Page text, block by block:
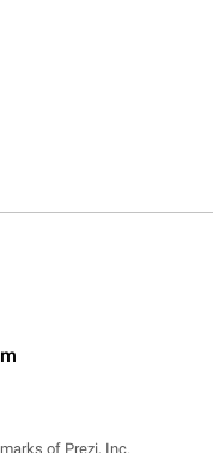
of Prezi, Inc.